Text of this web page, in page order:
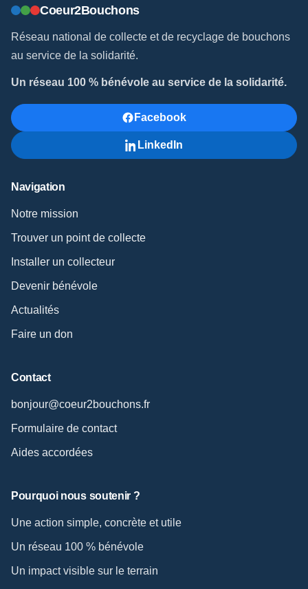
Coeur2Bouchons
Réseau national de collecte et de recyclage de bouchons
au service de la solidarité.
Un réseau 100 % bénévole au service de la solidarité.
Facebook
LinkedIn
Navigation
Notre mission
Trouver un point de collecte
Installer un collecteur
Devenir bénévole
Actualités
Faire un don
Contact
bonjour@coeur2bouchons.fr
Formulaire de contact
Aides accordées
Pourquoi nous soutenir ?
Une action simple, concrète et utile
Un réseau 100 % bénévole
Un impact visible sur le terrain